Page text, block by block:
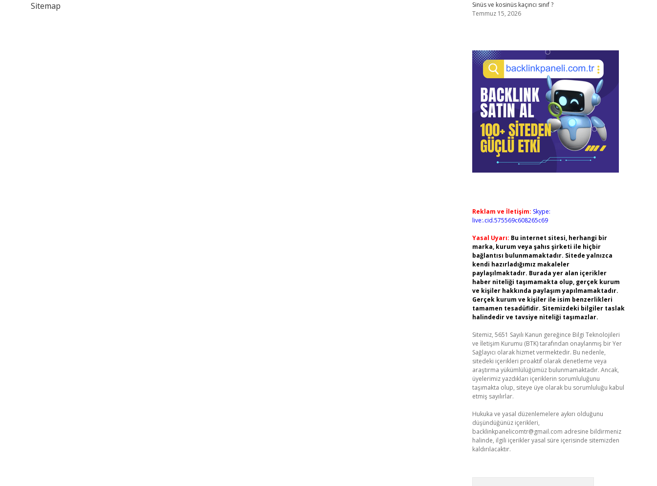
Sitemap
Sinüs ve kosinüs kaçıncı sınıf ?
Temmuz 15, 2026
Reklam ve İletişim: Skype:
live:.cid.575569c608265c69
Yasal Uyarı: Bu internet sitesi, herhangi bir
marka, kurum veya şahıs şirketi ile hiçbir
bağlantısı bulunmamaktadır. Sitede yalnızca
kendi hazırladığımız makaleler
paylaşılmaktadır. Burada yer alan içerikler
haber niteliği taşımamakta olup, gerçek kurum
ve kişiler hakkında paylaşım yapılmamaktadır.
Gerçek kurum ve kişiler ile isim benzerlikleri
tamamen tesadüfidir. Sitemizdeki bilgiler taslak
halindedir ve tavsiye niteliği taşımazlar.
Sitemiz, 5651 Sayılı Kanun gereğince Bilgi Teknolojileri
ve İletişim Kurumu (BTK) tarafından onaylanmış bir Yer
Sağlayıcı olarak hizmet vermektedir. Bu nedenle,
sitedeki içerikleri proaktif olarak denetleme veya
araştırma yükümlülüğümüz bulunmamaktadır. Ancak,
üyelerimiz yazdıkları içeriklerin sorumluluğunu
taşımakta olup, siteye üye olarak bu sorumluluğu kabul
etmiş sayılırlar.
Hukuka ve yasal düzenlemelere aykırı olduğunu
düşündüğünüz içerikleri,
backlinkpanelicomtr@gmail.com adresine bildirmeniz
halinde, ilgili içerikler yasal süre içerisinde sitemizden
kaldırılacaktır.